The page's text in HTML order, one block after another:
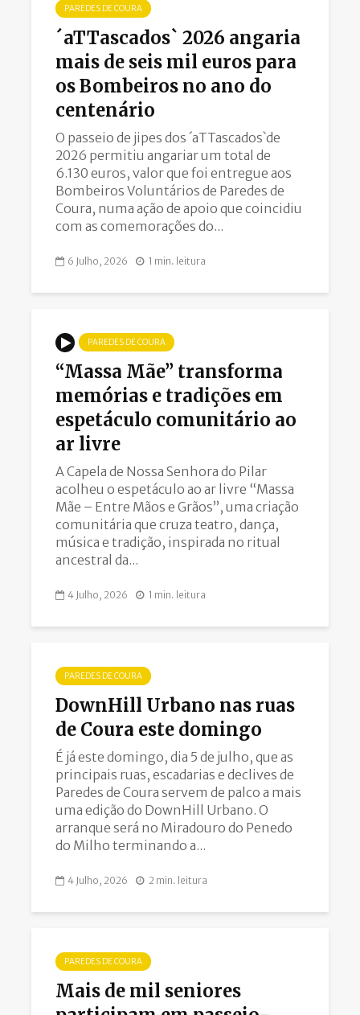
PAREDES DE COURA
´aTTascados` 2026 angaria
mais de seis mil euros para
os Bombeiros no ano do
centenário
O passeio de jipes dos ´aTTascados`de
2026 permitiu angariar um total de
6.130 euros, valor que foi entregue aos
Bombeiros Voluntários de Paredes de
Coura, numa ação de apoio que coincidiu
com as comemorações do...
6 Julho, 2026 1 min. leitura
PAREDES DE COURA
“Massa Mãe” transforma
memórias e tradições em
espetáculo comunitário ao
ar livre
A Capela de Nossa Senhora do Pilar
acolheu o espetáculo ao ar livre “Massa
Mãe – Entre Mãos e Grãos”, uma criação
comunitária que cruza teatro, dança,
música e tradição, inspirada no ritual
ancestral da...
4 Julho, 2026 1 min. leitura
PAREDES DE COURA
DownHill Urbano nas ruas
de Coura este domingo
É já este domingo, dia 5 de julho, que as
principais ruas, escadarias e declives de
Paredes de Coura servem de palco a mais
uma edição do DownHill Urbano. O
arranque será no Miradouro do Penedo
do Milho terminando a...
4 Julho, 2026 2 min. leitura
PAREDES DE COURA
Mais de mil seniores